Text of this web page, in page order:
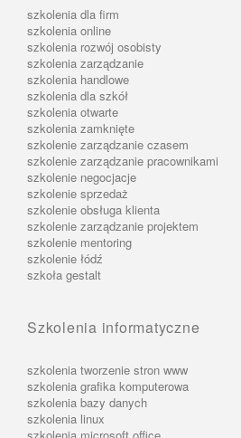
szkolenia dla firm
szkolenia online
szkolenia rozwój osobisty
szkolenia zarządzanie
szkolenia handlowe
szkolenia dla szkół
szkolenia otwarte
szkolenia zamknięte
szkolenie zarządzanie czasem
szkolenie zarządzanie pracownikami
szkolenie negocjacje
szkolenie sprzedaż
szkolenie obsługa klienta
szkolenie zarządzanie projektem
szkolenie mentoring
szkolenie łódź
szkoła gestalt
Szkolenia informatyczne
szkolenia tworzenie stron www
szkolenia grafika komputerowa
szkolenia bazy danych
szkolenia linux